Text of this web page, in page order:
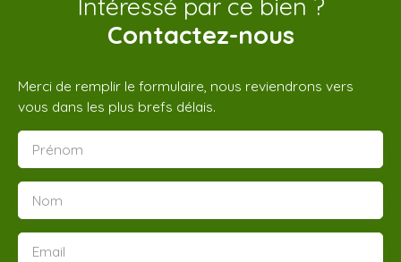
Contactez-nous
Merci de remplir le formulaire, nous reviendrons vers
vous dans les plus brefs délais.
Prénom
Nom
Email